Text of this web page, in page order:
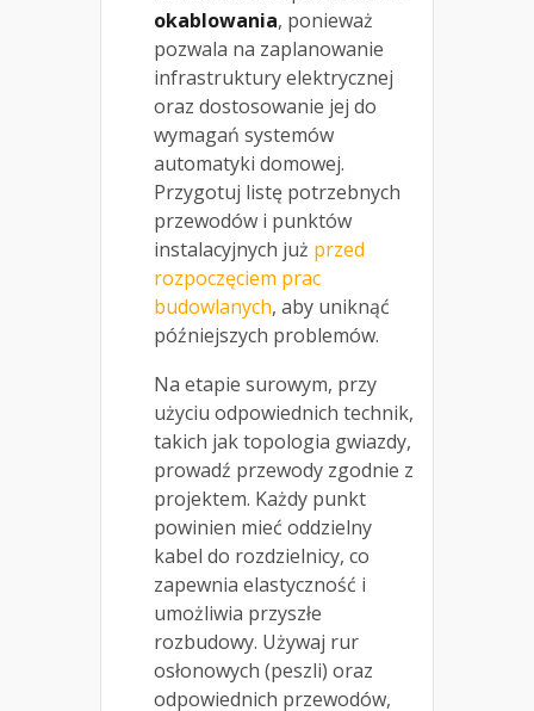
okablowania, ponieważ
pozwala na zaplanowanie
infrastruktury elektrycznej
oraz dostosowanie jej do
wymagań systemów
automatyki domowej.
Przygotuj listę potrzebnych
przewodów i punktów
instalacyjnych już przed
rozpoczęciem prac
budowlanych, aby uniknąć
późniejszych problemów.
Na etapie surowym, przy
użyciu odpowiednich technik,
takich jak topologia gwiazdy,
prowadź przewody zgodnie z
projektem. Każdy punkt
powinien mieć oddzielny
kabel do rozdzielnicy, co
zapewnia elastyczność i
umożliwia przyszłe
rozbudowy. Używaj rur
osłonowych (peszli) oraz
odpowiednich przewodów,